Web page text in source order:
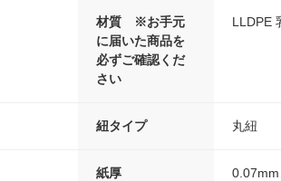
材質 ※お手元
に届いた商品を
必ずご確認くだ
さい
LLDPE
紐タイプ 丸紐
紙厚 0.07mm